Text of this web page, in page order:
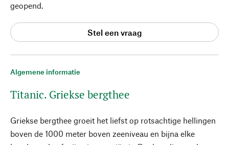
Algemene informatie
Titanic. Griekse bergthee
Griekse bergthee groeit het liefst op rotsachtige hellingen
boven de 1000 meter boven zeeniveau en bijna elke
geopend.
Stel een vraag